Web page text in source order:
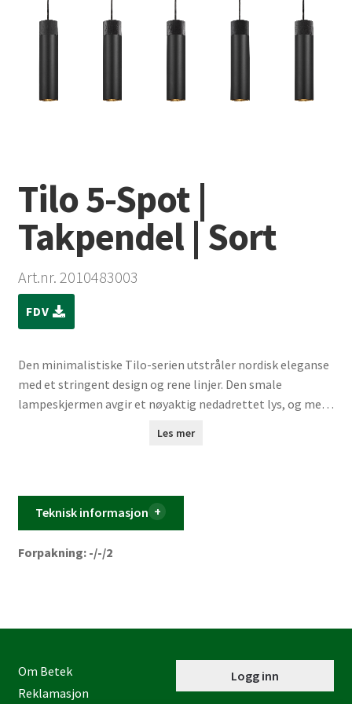
Tilo 5-Spot |
Takpendel | Sort
Art.nr. 2010483003
FDV
Den minimalistiske Tilo-serien utstråler nordisk eleganse
med et stringent design og rene linjer. Den smale
lampeskjermen avgir et nøyaktig nedadrettet lys, og med
Les mer
Teknisk informasjon
Forpakning: -/-/2
Logg inn
Om Betek
Reklamasjon